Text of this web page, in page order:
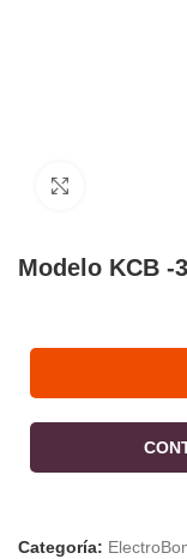
Modelo KCB -
Categoría: